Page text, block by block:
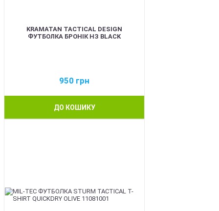
KRAMATAN TACTICAL DESIGN
ФУТБОЛКА БРОНІК НЗ BLACK
950 грн
ДО КОШИКУ